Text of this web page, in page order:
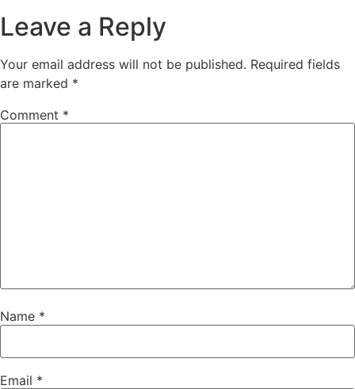
Leave a Reply
Your email address will not be published. Required fields
are marked *
Comment *
Name *
Email *